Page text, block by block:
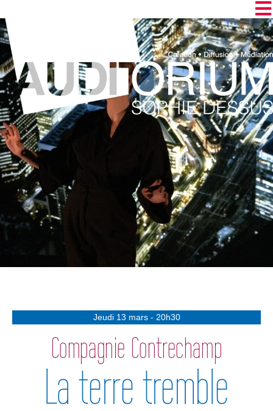
Jeudi 13 mars - 20h30
Compagnie Contrechamp
La terre tremble